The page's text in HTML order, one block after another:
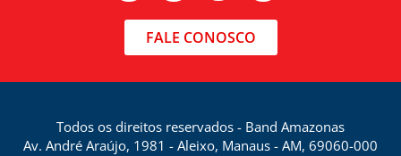
FALE CONOSCO
Todos os direitos reservados - Band Amazonas
Av. André Araújo, 1981 - Aleixo, Manaus - AM, 69060-000